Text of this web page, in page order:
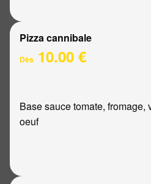
Pizza cannibale
Dès 10.00 €
Base sauce tomate, fromage,
oeuf